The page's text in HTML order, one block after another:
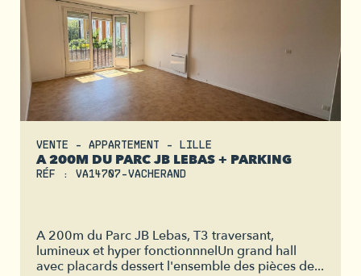
VENTE - APPARTEMENT - LILLE
A 200M DU PARC JB LEBAS + PARKING
RÉF : VA14707-VACHERAND
A 200m du Parc JB Lebas, T3 traversant,
lumineux et hyper fonctionnnelUn grand hall
avec placards dessert l'ensemble des pièces de...